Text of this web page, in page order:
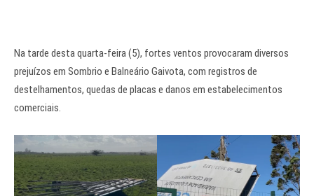
Na tarde desta quarta-feira (5), fortes ventos provocaram diversos
prejuízos em Sombrio e Balneário Gaivota, com registros de
destelhamentos, quedas de placas e danos em estabelecimentos
comerciais.